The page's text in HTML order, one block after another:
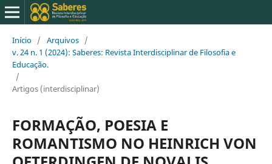
Início / Arquivos /
v. 24 n. 1 (2024): Saberes: Revista Interdisciplinar de Filosofia e
Educação.
/
Artigos (interdisciplinar)
FORMAÇÃO, POESIA E
ROMANTISMO NO HEINRICH VON